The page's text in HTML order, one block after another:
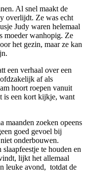
Al snel maakt de
overlijdt. Ze was echt
Judy waren helemaal
moeder wanhopig. Ze
het gezin, maar ze kan
een verhaal over een
af als
hoort roepen vanuit
is een kort kijkje, want
maanden zoeken opeens
goed gevoel bij
onderbouwen.
te houden en
lijkt het allemaal
leuke avond, totdat de